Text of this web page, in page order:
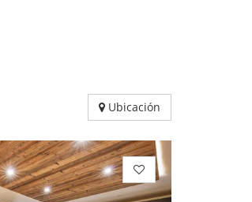
Ubicación